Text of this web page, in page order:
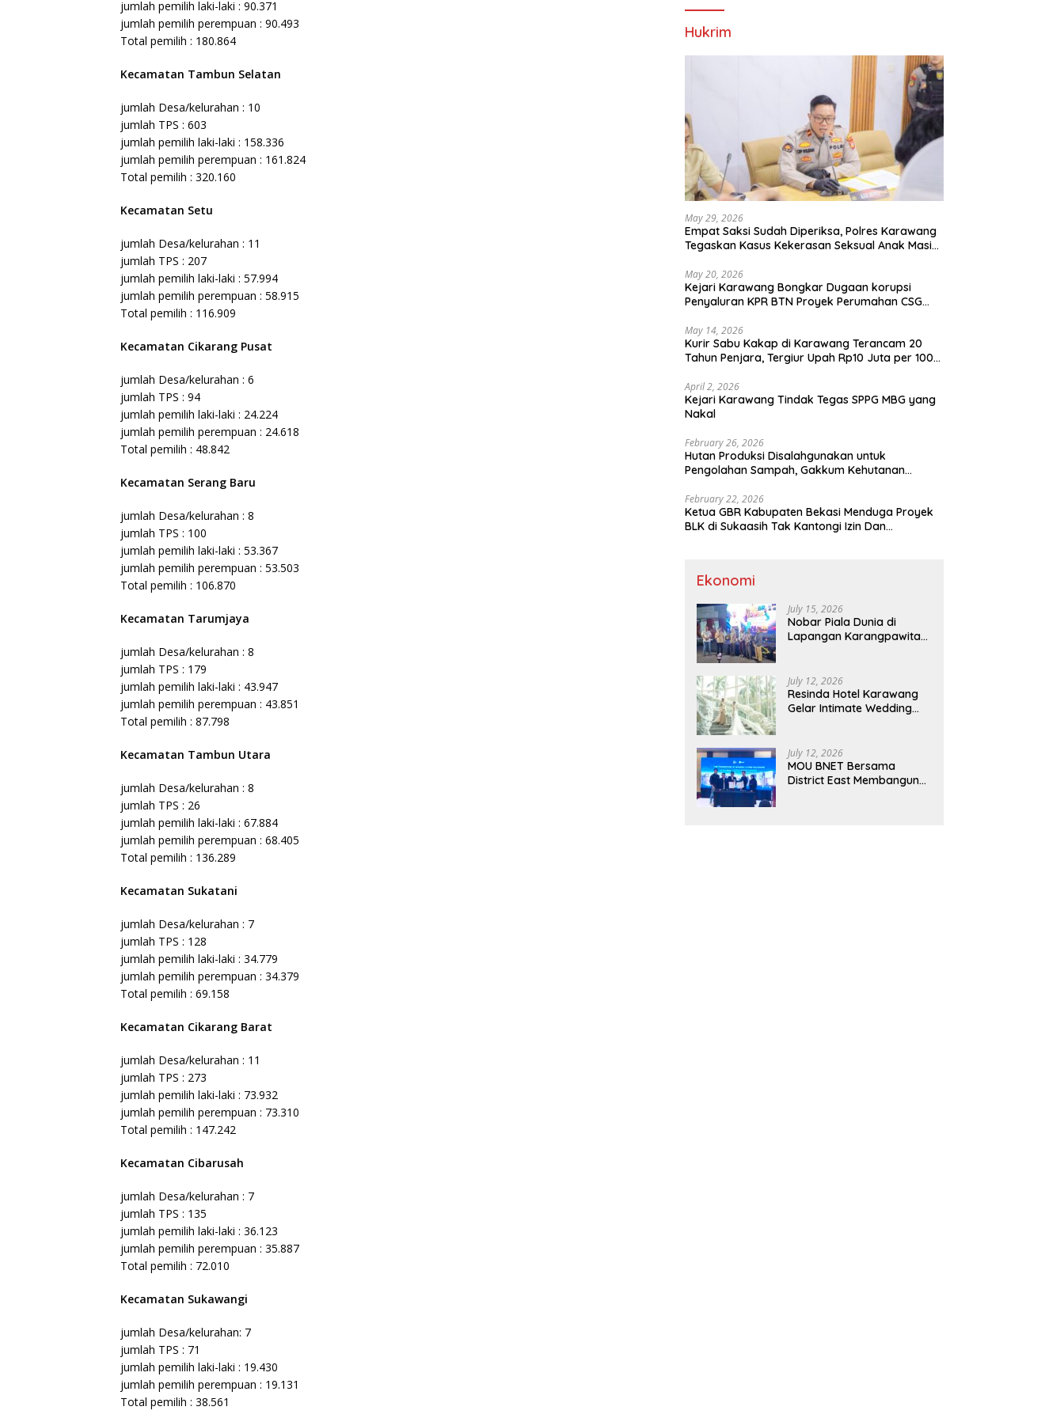
jumlah pemilih laki-laki : 90.371
jumlah pemilih perempuan : 90.493
Total pemilih : 180.864
Kecamatan Tambun Selatan
jumlah Desa/kelurahan : 10
jumlah TPS : 603
jumlah pemilih laki-laki : 158.336
jumlah pemilih perempuan : 161.824
Total pemilih : 320.160
Kecamatan Setu
jumlah Desa/kelurahan : 11
jumlah TPS : 207
jumlah pemilih laki-laki : 57.994
jumlah pemilih perempuan : 58.915
Total pemilih : 116.909
Kecamatan Cikarang Pusat
jumlah Desa/kelurahan : 6
jumlah TPS : 94
jumlah pemilih laki-laki : 24.224
jumlah pemilih perempuan : 24.618
Total pemilih : 48.842
Kecamatan Serang Baru
jumlah Desa/kelurahan : 8
jumlah TPS : 100
jumlah pemilih laki-laki : 53.367
jumlah pemilih perempuan : 53.503
Total pemilih : 106.870
Kecamatan Tarumjaya
jumlah Desa/kelurahan : 8
jumlah TPS : 179
jumlah pemilih laki-laki : 43.947
jumlah pemilih perempuan : 43.851
Total pemilih : 87.798
Kecamatan Tambun Utara
jumlah Desa/kelurahan : 8
jumlah TPS : 26
jumlah pemilih laki-laki : 67.884
jumlah pemilih perempuan : 68.405
Total pemilih : 136.289
Kecamatan Sukatani
jumlah Desa/kelurahan : 7
jumlah TPS : 128
jumlah pemilih laki-laki : 34.779
jumlah pemilih perempuan : 34.379
Total pemilih : 69.158
Kecamatan Cikarang Barat
jumlah Desa/kelurahan : 11
jumlah TPS : 273
jumlah pemilih laki-laki : 73.932
jumlah pemilih perempuan : 73.310
Total pemilih : 147.242
Kecamatan Cibarusah
jumlah Desa/kelurahan : 7
jumlah TPS : 135
jumlah pemilih laki-laki : 36.123
jumlah pemilih perempuan : 35.887
Total pemilih : 72.010
Kecamatan Sukawangi
jumlah Desa/kelurahan: 7
jumlah TPS : 71
jumlah pemilih laki-laki : 19.430
jumlah pemilih perempuan : 19.131
Total pemilih : 38.561
Hukrim
May 29, 2026
Empat Saksi Sudah Diperiksa, Polres Karawang
Tegaskan Kasus Kekerasan Seksual Anak Masih
May 20, 2026
Kejari Karawang Bongkar Dugaan korupsi
Penyaluran KPR BTN Proyek Perumahan CSG
May 14, 2026
Kurir Sabu Kakap di Karawang Terancam 20
Tahun Penjara, Tergiur Upah Rp10 Juta per 100
April 2, 2026
Kejari Karawang Tindak Tegas SPPG MBG yang
Nakal
February 26, 2026
Hutan Produksi Disalahgunakan untuk
Pengolahan Sampah, Gakkum Kehutanan
February 22, 2026
Ketua GBR Kabupaten Bekasi Menduga Proyek
BLK di Sukaasih Tak Kantongi Izin Dan
Ekonomi
July 15, 2026
Nobar Piala Dunia di
Lapangan Karangpawitan
Juta
July 12, 2026
Resinda Hotel Karawang
Gelar Intimate Wedding
Impian dengan Penawaran
Eksklusif
July 12, 2026
MOU BNET Bersama
District East Membangun